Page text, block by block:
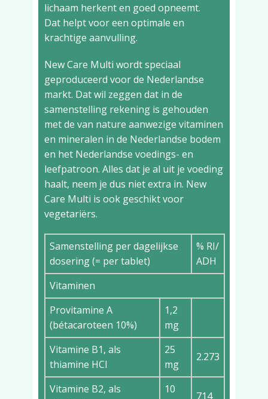
lichaam herkent en goed opneemt.
Dat helpt voor een optimale en
krachtige aanvulling.
New Care Multi wordt speciaal
geproduceerd voor de Nederlandse
markt. Dat wil zeggen dat in de
samenstelling rekening is gehouden
met de van nature aanwezige vitaminen
en mineralen in de Nederlandse bodem
en het Nederlandse voedings- en
leefpatroon. Alles dat je al uit je voeding
haalt, neem je dus niet extra in. New
Care Multi is ook geschikt voor
vegetariërs.
Samenstelling per dagelijkse
dosering (= per tablet)
% RI/
ADH
Vitaminen
Provitamine A
(bétacaroteen 10%)
1,2
mg
Vitamine B1, als
thiamine HCl
25
mg
2.273
Vitamine B2, als
10
714